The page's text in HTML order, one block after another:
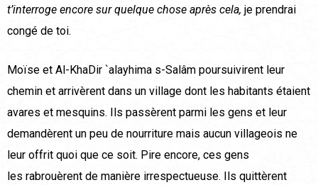
t’interroge encore sur quelque chose après cela, je prendrai
congé de toi.
Moïse et Al-KhaDir `alayhima s-Salâm poursuivirent leur
chemin et arrivèrent dans un village dont les habitants étaient
avares et mesquins. Ils passèrent parmi les gens et leur
demandèrent un peu de nourriture mais aucun villageois ne
leur offrit quoi que ce soit. Pire encore, ces gens
les rabrouèrent de manière irrespectueuse. Ils quittèrent